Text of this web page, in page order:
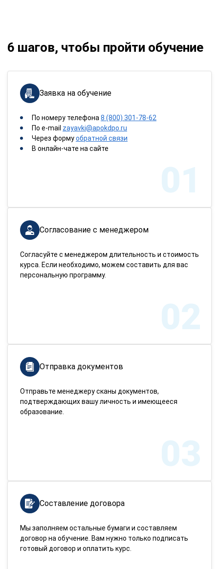
6 шагов, чтобы пройти обучение
Заявка на обучение
По номеру телефона 8 (800) 301-78-62
По e-mail zayavki@apokdpo.ru
Через формуобратной связи
В онлайн-чате на сайте
01
Согласование с менеджером
Согласуйте с менеджером длительность и стоимость
курса. Если необходимо, можем составить для вас
персональную программу.
02
Отправка документов
Отправьте менеджеру сканы документов,
подтверждающих вашу личность и имеющееся
образование.
03
Составление договора
Мы заполняем остальные бумаги и составляем
договор на обучение. Вам нужно только подписать
готовый договор и оплатить курс.